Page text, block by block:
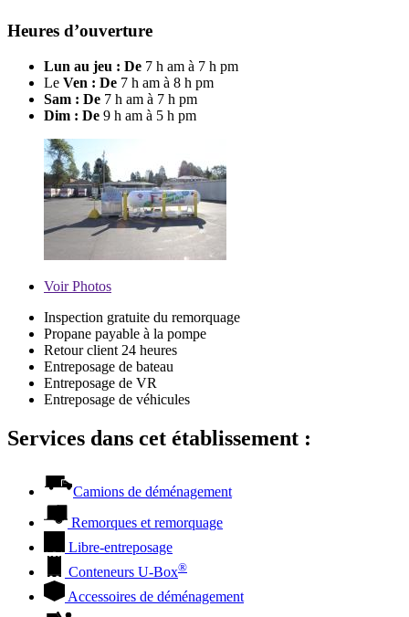
Heures d’ouverture
Lun au jeu : De 7 h am à 7 h pm
Le Ven : De 7 h am à 8 h pm
Sam : De 7 h am à 7 h pm
Dim : De 9 h am à 5 h pm
VoirPhotos
Inspection gratuite du remorquage
Propane payable à la pompe
Retour client 24 heures
Entreposage de bateau
Entreposage de VR
Entreposage de véhicules
Services dans cet établissement :
Camions de déménagement
Remorques et remorquage
Libre-entreposage
Conteneurs U-Box®
Accessoires de déménagement